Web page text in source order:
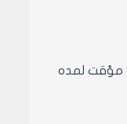
مادة 1- مع الموافقه على إيواء المواطن طارق دهان بن اسعد بشقه سكنيه في الحى التجاري لمساكن هنانو بلوك رقم 37 مؤقت لمده